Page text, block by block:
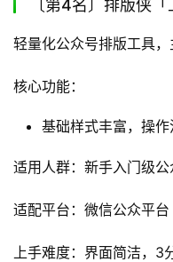
〔第4名〕排版
轻量化公众号排版工具，
核心功能：
基础样式丰富，操
适用人群：新手入门级
适配平台：微信公众平台
上手难度：界面简洁，3